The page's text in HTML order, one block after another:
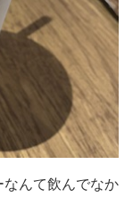
なんて飲んでなか